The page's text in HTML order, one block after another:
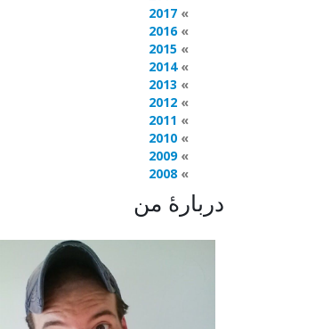
2017
2016
2015
2014
2013
2012
2011
2010
2009
2008
دربارهٔ من